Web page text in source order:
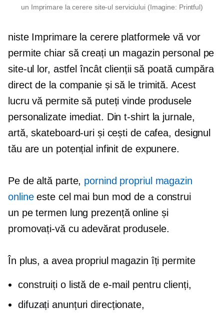
un Imprimare la cerere site-ul serviciului (Imagine: Printful)
niste Imprimare la cerereplatformele vă vor
permite chiar să creați un magazin personal pe
site-ul lor, astfel încât clienții să poată cumpăra
direct de la companie și să le trimită. Acest
lucru vă permite să puteți vinde produsele
personalizate imediat. Dint-shirtla jurnale,
artă, skateboard-uri și cești de cafea, designul
tău are un potențial infinit de expunere.
Pe de altă parte, pornind propriul magazin
onlineeste cel mai bun mod de a construi
un pe termen lung prezență online și
promovați-vă cu adevărat produsele.
În plus, a avea propriul magazin îți permite
construiți o listă de e-mail pentru clienți,
difuzați anunțuri direcționate,